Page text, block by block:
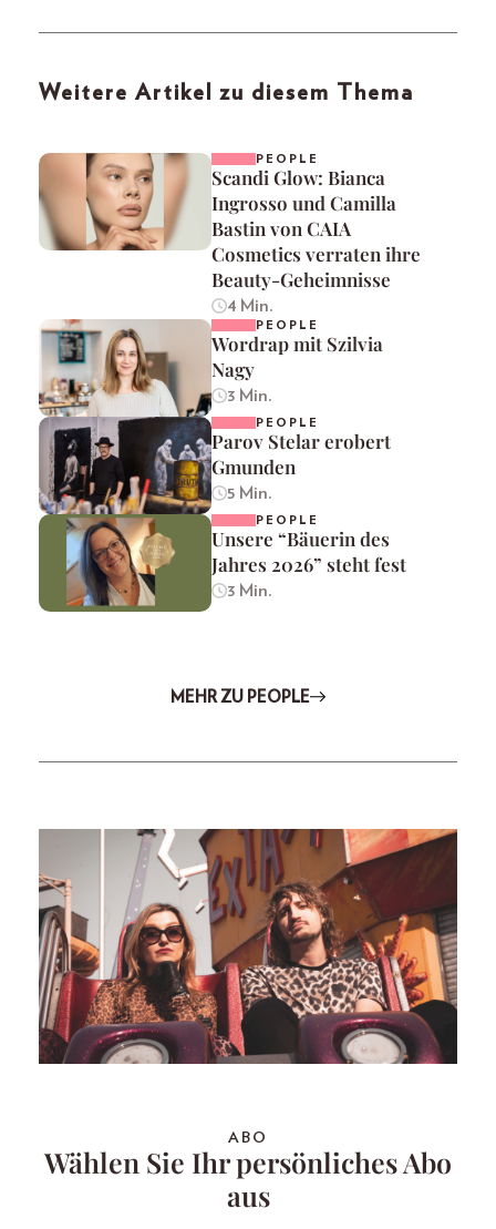
Weitere Artikel zu diesem Thema
PEOPLE
Scandi Glow: Bianca
Ingrosso und Camilla
Bastin von CAIA
Cosmetics verraten ihre
Beauty-Geheimnisse
4 Min.
PEOPLE
Wordrap mit Szilvia
Nagy
3 Min.
PEOPLE
Parov Stelar erobert
Gmunden
5 Min.
PEOPLE
Unsere “Bäuerin des
Jahres 2026” steht fest
3 Min.
MEHR ZU PEOPLE
ABO
Wählen Sie Ihr persönliches Abo
aus